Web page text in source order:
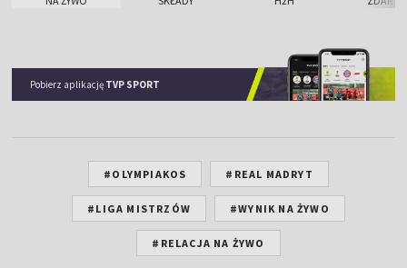
Pobierz aplikację TVP SPORT
#OLYMPIAKOS #REAL MADRYT
#LIGA MISTRZÓW #WYNIK NA ŻYWO
#RELACJA NA ŻYWO